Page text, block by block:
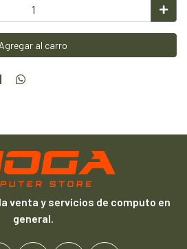
Agregar al carro
venta y servicios de computo en
general.